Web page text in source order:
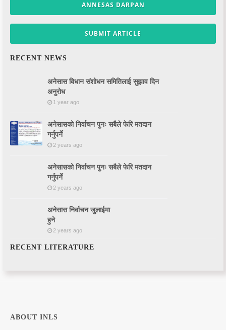
ANNESAS DARPAN
SUBMIT ARTICLE
RECENT NEWS
अनेसास विधान संशोधन समितिलाई सुझाव दिन
अनुरोध
1 year ago
अनेसासको निर्वाचन पुनः सबैले फेरि मतदान
गर्नुपर्ने
2 years ago
अनेसासको निर्वाचन पुनः सबैले फेरि मतदान
गर्नुपर्ने
2 years ago
अनेसास निर्वाचन जुलाईमा
हुने
2 years ago
RECENT LITERATURE
ABOUT INLS